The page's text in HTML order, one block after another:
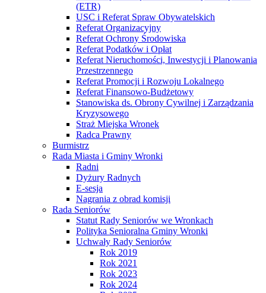
(ETR)
USC i Referat Spraw Obywatelskich
Referat Organizacyjny
Referat Ochrony Środowiska
Referat Podatków i Opłat
Referat Nieruchomości, Inwestycji i Planowania
Przestrzennego
Referat Promocji i Rozwoju Lokalnego
Referat Finansowo-Budżetowy
Stanowiska ds. Obrony Cywilnej i Zarządzania
Kryzysowego
Straż Miejska Wronek
Radca Prawny
Burmistrz
Rada Miasta i Gminy Wronki
Radni
Dyżury Radnych
E-sesja
Nagrania z obrad komisji
Rada Seniorów
Statut Rady Seniorów we Wronkach
Polityka Senioralna Gminy Wronki
Uchwały Rady Seniorów
Rok 2019
Rok 2021
Rok 2023
Rok 2024